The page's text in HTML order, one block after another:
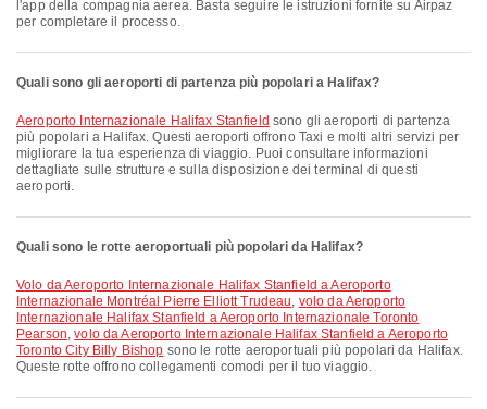
l'app della compagnia aerea. Basta seguire le istruzioni fornite su Airpaz
per completare il processo.
Quali sono gli aeroporti di partenza più popolari a Halifax?
Aeroporto Internazionale Halifax Stanfield sono gli aeroporti di partenza
più popolari a Halifax. Questi aeroporti offrono Taxi e molti altri servizi per
migliorare la tua esperienza di viaggio. Puoi consultare informazioni
dettagliate sulle strutture e sulla disposizione dei terminal di questi
aeroporti.
Quali sono le rotte aeroportuali più popolari da Halifax?
volo da Aeroporto Internazionale Halifax Stanfield a Aeroporto
Internazionale Montréal Pierre Elliott Trudeau, volo da Aeroporto
Internazionale Halifax Stanfield a Aeroporto Internazionale Toronto
Pearson,volo da Aeroporto Internazionale Halifax Stanfield a Aeroporto
Toronto City Billy Bishop sono le rotte aeroportuali più popolari da Halifax.
Queste rotte offrono collegamenti comodi per il tuo viaggio.